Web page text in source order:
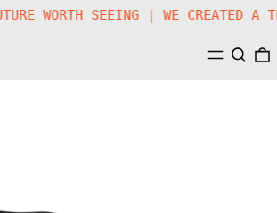
WORTH SEEING | WE CREATED A
MENUSEARCH